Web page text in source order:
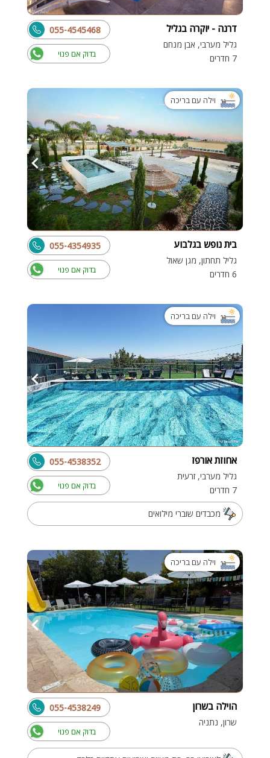
דרנה - יוקרה בגליל
גליל מערבי, אבן מנחם
7 חדרים
בדוק אם פנוי
055-4545468
וילה עם בריכה
בית נופש בגלבוע
גליל תחתון, מגן שאול
6 חדרים
בדוק אם פנוי
055-4354935
וילה עם בריכה
אחוזת אורפז
גליל מערבי, זרעית
7 חדרים
בדוק אם פנוי
055-4538352
מכבדים שוברי מילואים
וילה עם בריכה
הוילה בשרון
שרון, נתניה
בדוק אם פנוי
055-4538249